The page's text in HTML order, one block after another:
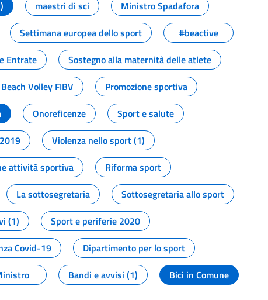
maestri di sci
Ministro Spadafora
Settimana europea dello sport
#beactive
Entrate
Sostegno alla maternità delle atlete
Volley FIBV
Promozione sportiva
Onoreficenze
Sport e salute
Violenza nello sport (1)
attività sportiva
Riforma sport
La sottosegretaria
Sottosegretaria allo sport
(1)
Sport e periferie 2020
Covid-19
Dipartimento per lo sport
Bandi e avvisi (1) Bici in Comune